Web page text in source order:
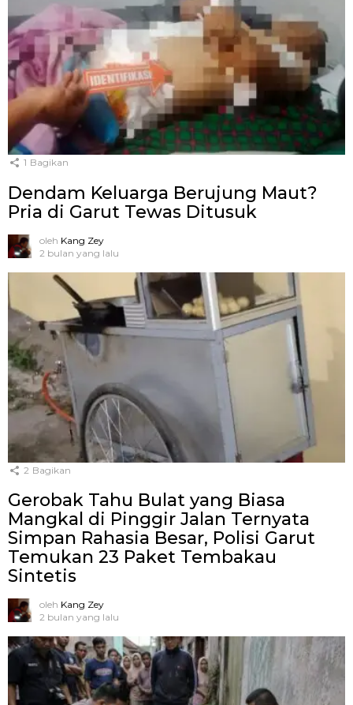
1 Bagikan
Dendam Keluarga Berujung Maut?
Pria di Garut Tewas Ditusuk
oleh Kang Zey
2 bulan yang lalu
2 Bagikan
Gerobak Tahu Bulat yang Biasa
Mangkal di Pinggir Jalan Ternyata
Simpan Rahasia Besar, Polisi Garut
Temukan 23 Paket Tembakau
Sintetis
oleh Kang Zey
2 bulan yang lalu